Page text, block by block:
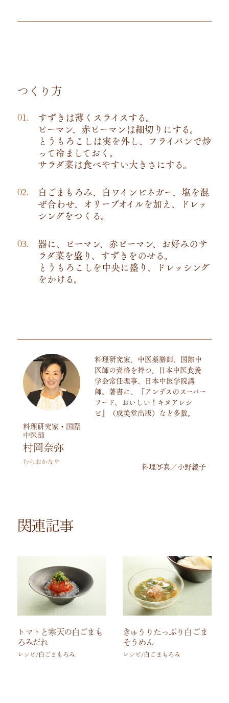
つくり方
すずきは薄くスライスする。
ピーマン、赤ピーマンは細切りにする。
とうもろこしは実を外し、フライパンで炒
って冷ましておく。
サラダ菜は食べやすい大きさにする。
白ごまもろみ、白ワインビネガー、塩を混
ぜ合わせ、オリーブオイルを加え、ドレッ
シングをつくる。
器に、ピーマン、赤ピーマン、お好みのサ
ラダ菜を盛り、すずきをのせる。
とうもろこしを中央に盛り、ドレッシング
をかける。
料理研究家・国際
中医師
村岡奈弥
むらおかなや
料理研究家。中医薬膳師、国際中
医師の資格を持つ。日本中医食養
学会常任理事、日本中医学院講
師。著書に、『アンデスのスーパー
フード、おいしい！キヌアレシ
ピ』（成美堂出版）など多数。
料理写真／小野綾子
関連記事
トマトと寒天の白ごまも
ろみだれ
レシピ/白ごまもろみ
きゅうりたっぷり白ごま
そうめん
レシピ/白ごまもろみ